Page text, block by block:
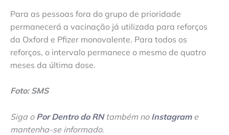
Para as pessoas fora do grupo de prioridade
permanecerá a vacinação já utilizada para reforços
da Oxford e Pfizer monovalente. Para todos os
reforços, o intervalo permanece o mesmo de quatro
meses da última dose.
Foto: SMS
Siga o Por Dentro do RNtambém no Instagrame
mantenha-se informado.